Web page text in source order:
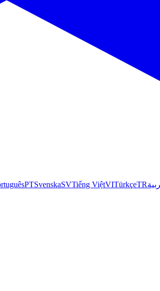
PTSvenskaSVTiếng ViệtVITürkçeTR